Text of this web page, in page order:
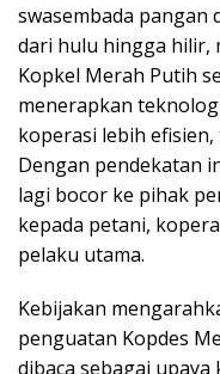
swasembada pangan
dari hulu hingga hilir,
Kopkel Merah Putih
menerapkan
koperasi lebih
Dengan pendekatan
lagi bocor ke pihak
kepada petani,
pelaku utama.
Kebijakan
penguatan Kopdes
dibaca sebagai